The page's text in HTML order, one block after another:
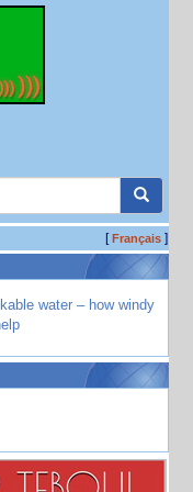
[Français]
water – how windy